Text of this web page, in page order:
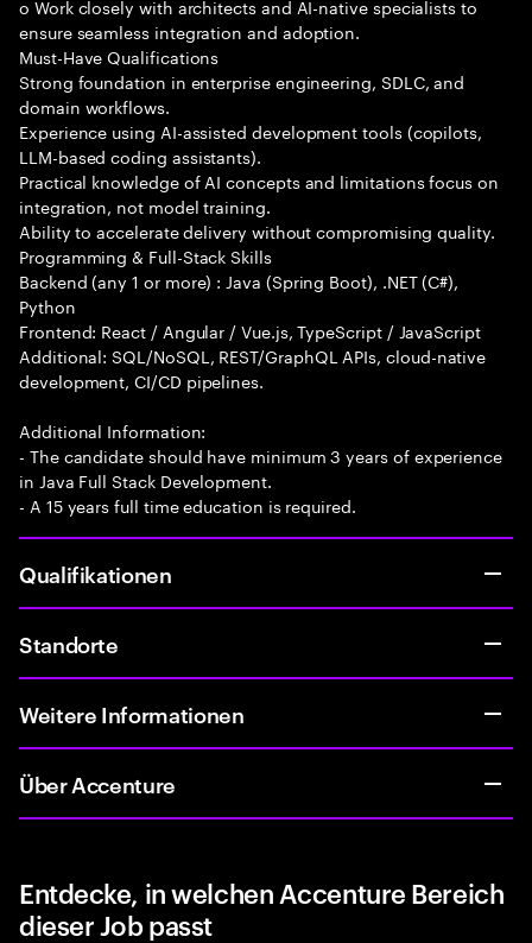
o Work closely with architects and AI-native specialists to
ensure seamless integration and adoption.
Must-Have Qualifications
Strong foundation in enterprise engineering, SDLC, and
domain workflows.
Experience using AI-assisted development tools (copilots,
LLM-based coding assistants).
Practical knowledge of AI concepts and limitations focus on
integration, not model training.
Ability to accelerate delivery without compromising quality.
Programming & Full-Stack Skills
Backend (any 1 or more) : Java (Spring Boot), .NET (C#),
Python
Frontend: React / Angular / Vue.js, TypeScript / JavaScript
Additional: SQL/NoSQL, REST/GraphQL APIs, cloud-native
development, CI/CD pipelines.
Additional Information:
- The candidate should have minimum 3 years of experience
in Java Full Stack Development.
- A 15 years full time education is required.
Qualifikationen
Standorte
Weitere Informationen
Über Accenture
Entdecke, in welchen Accenture Bereich
dieser Job passt